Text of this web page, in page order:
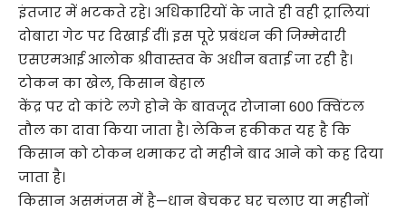
इंतजार में भटकते रहे। अधिकारियों के जाते ही वही ट्रालियां
दोबारा गेट पर दिखाई दीं। इस पूरे प्रबंधन की जिम्मेदारी
एसएमआई आलोक श्रीवास्तव के अधीन बताई जा रही है।
टोकन का खेल, किसान बेहाल
केंद्र पर दो कांटे लगे होने के बावजूद रोजाना 600 क्विंटल
तौल का दावा किया जाता है। लेकिन हकीकत यह है कि
किसान को टोकन थमाकर दो महीने बाद आने को कह दिया
जाता है।
किसान असमंजस में है—धान बेचकर घर चलाए या महीनों